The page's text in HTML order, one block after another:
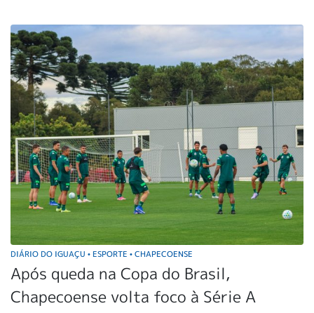
DIÁRIO DO IGUAÇU • ESPORTE • CHAPECOENSE
Após queda na Copa do Brasil,
Chapecoense volta foco à Série A